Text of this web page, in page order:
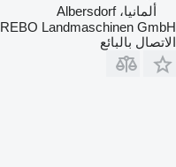
ألمانيا، Albersdorf
REBO Landmaschinen GmbH
الاتصال بالبائع